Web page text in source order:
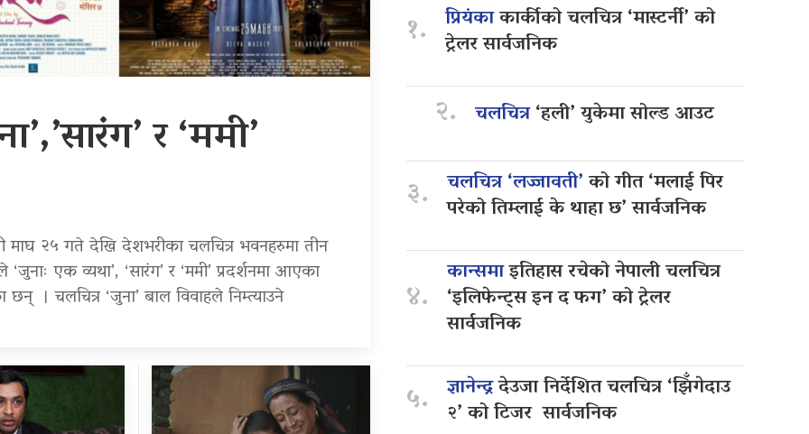
र ‘ममी’
माघ २५ गते देखि देशभरीका चलचित्र भवनहरुमा तीन
एक व्यथा’, ‘सारंग’ र ‘ममी’ प्रदर्शनमा आएका
। चलचित्र ‘जुना’ बाल विवाहले निम्त्याउने
१. प्रियंकाकार्कीको चलचित्र ‘मास्टर्नी’ को
ट्रेलर सार्वजनिक
२. चलचित्र‘हली’ युकेमा सोल्ड आउट
३. चलचित्र ‘लज्जावती’को गीत ‘मलाई पिर
परेको तिम्लाई के थाहा छ’ सार्वजनिक
४.
कान्समाइतिहास रचेको नेपाली चलचित्र
‘इलिफेन्ट्स इन द फग’ को ट्रेलर
सार्वजनिक
५. ज्ञानेन्द्रदेउजा निर्देशित चलचित्र ‘झिँगेदाउ
२’ को टिजर सार्वजनिक